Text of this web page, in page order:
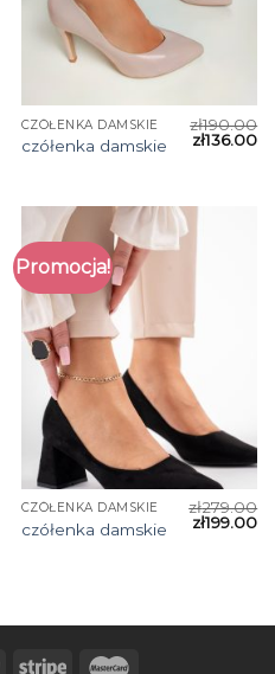
CZÓŁENKA DAMSKIE
czółenka damskie
zł190.00
zł136.00
Promocja!
CZÓŁENKA DAMSKIE
czółenka damskie
zł279.00
zł199.00